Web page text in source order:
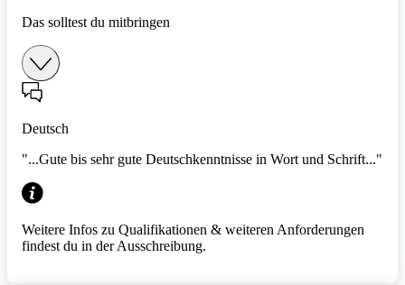
Das solltest du mitbringen
Deutsch
"...Gute bis sehr gute Deutschkenntnisse in Wort und Schrift..."
Weitere Infos zu Qualifikationen & weiteren Anforderungen
findest du in der Ausschreibung.